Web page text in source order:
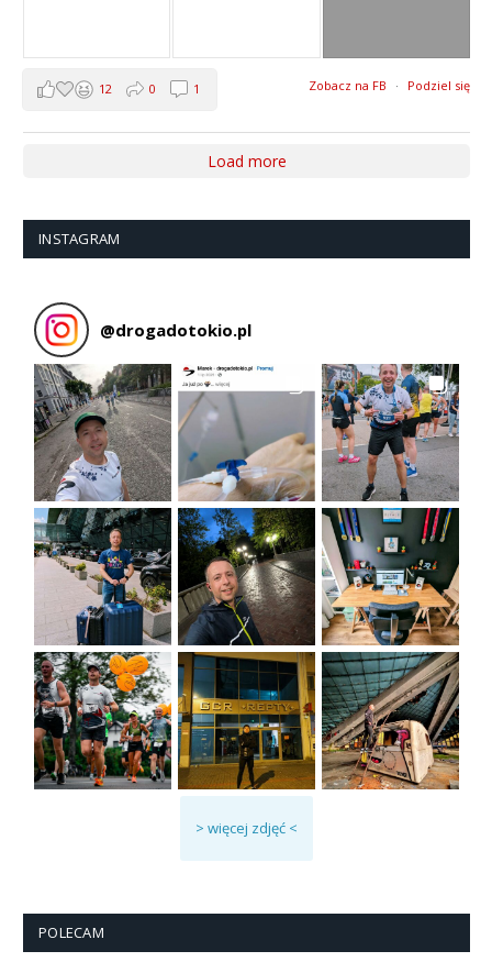
Zobacz na FB · Podziel się
12 0 1
Load more
INSTAGRAM
@drogadotokio.pl
> więcej zdjęć <
POLECAM